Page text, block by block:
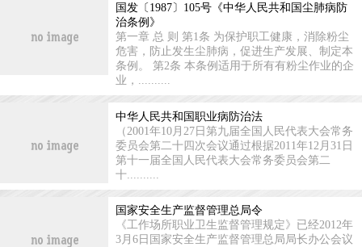
国发〔1987〕105号《中华人民共和国尘肺病防
治条例》
第一章 总 则 第1条 为保护职工健康，消除粉尘
危害，防止发生尘肺病，促进生产发展、制定本
条例。 第2条 本条例适用于所有有粉尘作业的企
业，..........
中华人民共和国职业病防治法
（2001年10月27日第九届全国人民代表大会常务
委员会第二十四次会议通过根据2011年12月31日
第十一届全国人民代表大会常务委员会第二
十..........
国家安全生产监督管理总局令
《工作场所职业卫生监督管理规定》已经2012年
3月6日国家安全生产监督管理总局局长办公会议